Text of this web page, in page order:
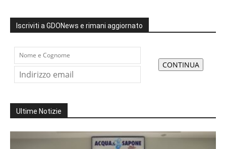
Iscriviti a GDONews e rimani aggiornato
Ultime Notizie